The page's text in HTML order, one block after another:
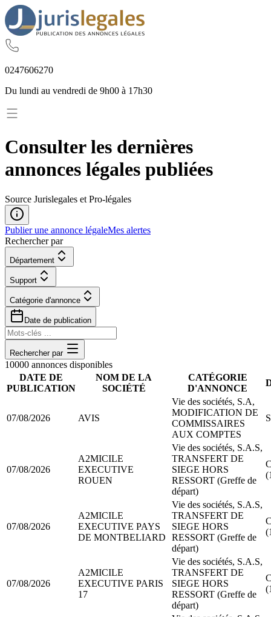
0247606270
Du lundi au vendredi de 9h00 à 17h30
Consulter les dernières
annonces légales publiées
Source Jurislegales et Pro-légales
Publier une annonce légaleMes alertes
Rechercher par
Département
Support
Catégorie d'annonce
Date de publication
Rechercher par
10000 annonces disponibles
DATE DE
PUBLICATION
NOM DE LA
SOCIÉTÉ
CATÉGORIE
D'ANNONCE
07/08/2026 AVIS
Vie des sociétés, S.A,
MODIFICATION DE
COMMISSAIRES
AUX COMPTES
07/08/2026
A2MICILE
EXECUTIVE
ROUEN
Vie des sociétés, S.A.S,
TRANSFERT DE
SIEGE HORS
RESSORT (Greffe de
départ)
07/08/2026
A2MICILE
EXECUTIVE PAYS
DE MONTBELIARD
Vie des sociétés, S.A.S,
TRANSFERT DE
SIEGE HORS
RESSORT (Greffe de
départ)
07/08/2026
A2MICILE
EXECUTIVE PARIS
17
Vie des sociétés, S.A.S,
TRANSFERT DE
SIEGE HORS
RESSORT (Greffe de
départ)